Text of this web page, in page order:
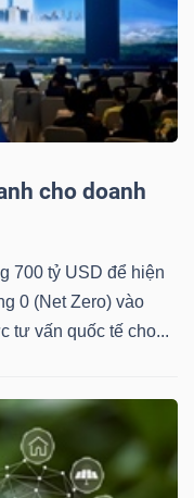
cho doanh
700 tỷ USD để hiện
0 (Net Zero) vào
tư vấn quốc tế cho...